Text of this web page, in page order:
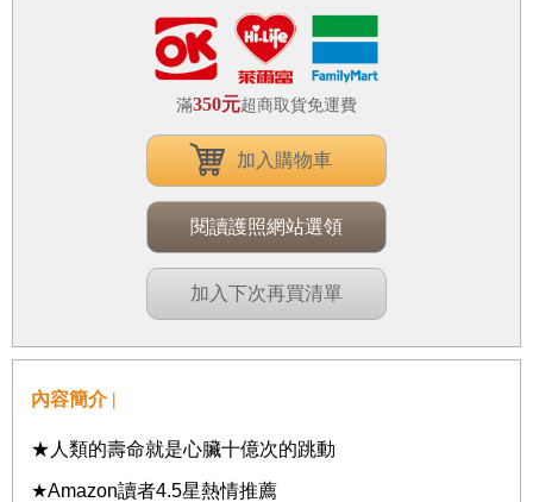
滿350元超商取貨免運費
加入購物車
閱讀護照網站選領
加入下次再買清單
內容簡介 |
★人類的壽命就是心臟十億次的跳動
★Amazon讀者4.5星熱情推薦